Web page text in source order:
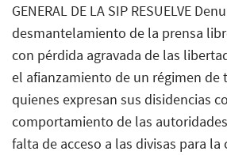
GENERAL DE LA SIP RESUELVE
desmantelamiento de la prensa
con pérdida agravada de las
el afianzamiento de un régimen de
quienes expresan sus disidencias
comportamiento de las
falta de acceso a las divisas para